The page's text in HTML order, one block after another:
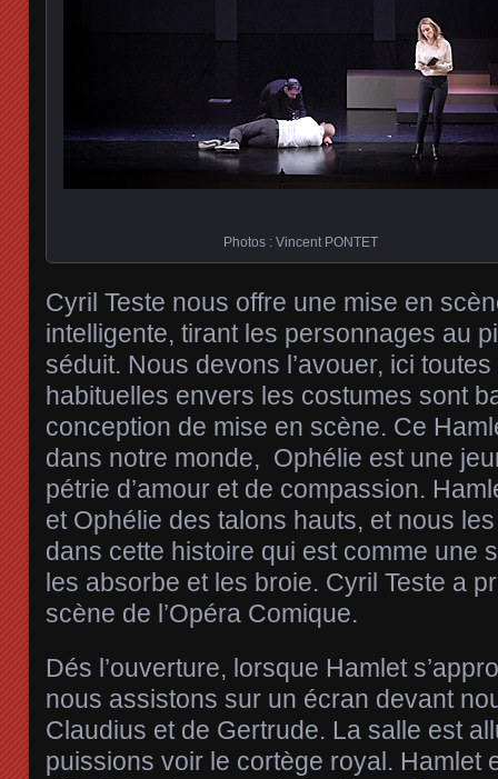
Photos : Vincent PONTET
Cyril Teste nous offre une mise en
intelligente, tirant les personnages au
séduit. Nous devons l’avouer, ici
habituelles envers les costumes sont
conception de mise en scène. Ce
dans notre monde, Ophélie est une
pétrie d’amour et de compassion.
et Ophélie des talons hauts, et nous
dans cette histoire qui est comme une
les absorbe et les broie. Cyril Teste a
scène de l’Opéra Comique.
Dés l’ouverture, lorsque Hamlet
nous assistons sur un écran devant
Claudius et de Gertrude. La salle est
puissions voir le cortège royal. Hamlet